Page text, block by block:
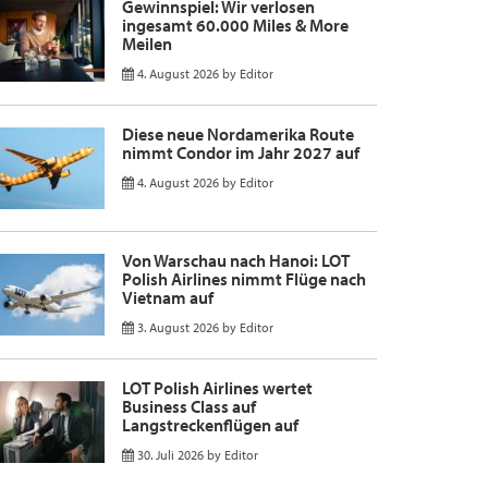
Gewinnspiel: Wir verlosen
ingesamt 60.000 Miles & More
Meilen
4. August 2026 by Editor
Diese neue Nordamerika Route
nimmt Condor im Jahr 2027 auf
4. August 2026 by Editor
Von Warschau nach Hanoi: LOT
Polish Airlines nimmt Flüge nach
Vietnam auf
3. August 2026 by Editor
LOT Polish Airlines wertet
Business Class auf
Langstreckenflügen auf
30. Juli 2026 by Editor